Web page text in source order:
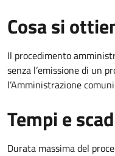
Cosa si
Il procedimento
senza l’emissione di un
l’Amministrazione
Tempi e
Durata massima del